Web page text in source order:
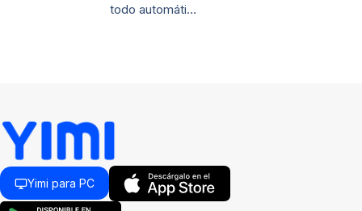
todo automáti…
Yimi para PC